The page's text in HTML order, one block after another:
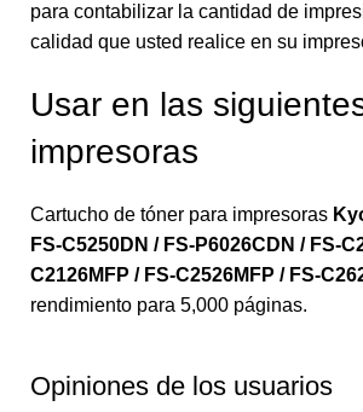
para contabilizar la cantidad de
calidad que usted realice en su
Usar en las
impresoras
Cartucho de tóner para impresoras
FS-C5250DN / FS-P6026CDN / FS-
C2126MFP / FS-C2526MFP / FS-
rendimiento para 5,000 páginas.
Opiniones de los usuarios